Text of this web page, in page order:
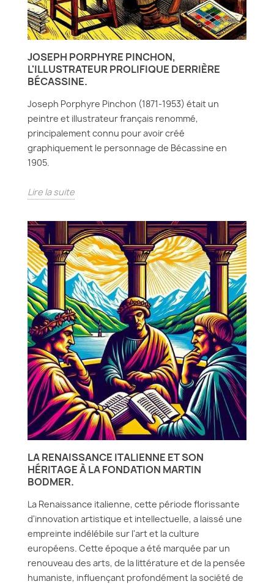
JOSEPH PORPHYRE PINCHON,
L'ILLUSTRATEUR PROLIFIQUE DERRIÈRE
BÉCASSINE.
Joseph Porphyre Pinchon (1871-1953) était un
peintre et illustrateur français renommé,
principalement connu pour avoir créé
graphiquement le personnage de Bécassine en
1905.
Lire la suite
LA RENAISSANCE ITALIENNE ET SON
HÉRITAGE À LA FONDATION MARTIN
BODMER.
La Renaissance italienne, cette période florissante
d'innovation artistique et intellectuelle, a laissé une
empreinte indélébile sur l'art et la culture
européens. Cette époque a été marquée par un
renouveau des arts, de la littérature et de la pensée
humaniste, influençant profondément la société de